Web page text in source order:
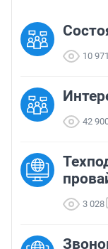
10 971
42
3 028